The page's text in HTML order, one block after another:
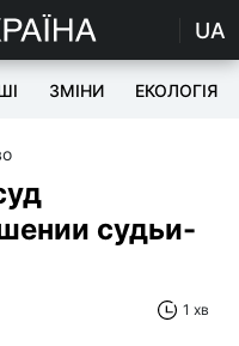
UA
ЗМІНИ ЕКОЛОГІЯ
судьи-
1 хв